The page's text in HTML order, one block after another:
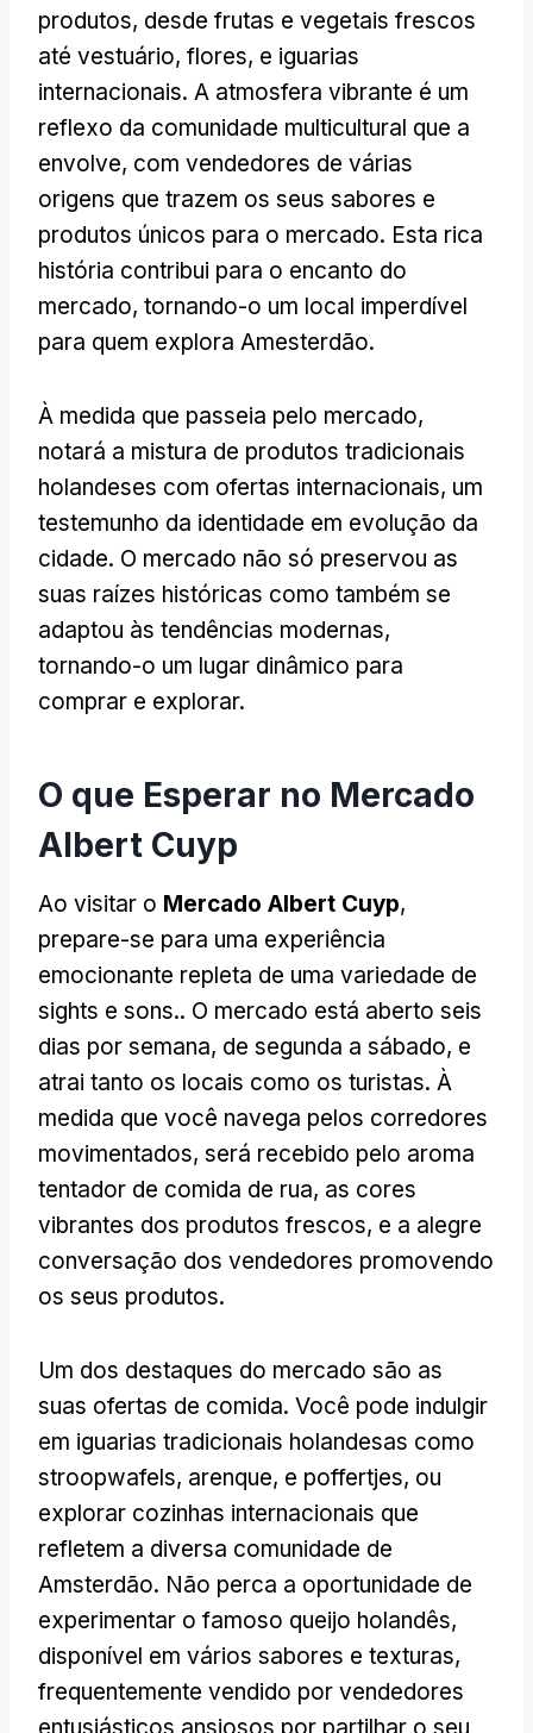
produtos, desde frutas e vegetais frescos
até vestuário, flores, e iguarias
internacionais. A atmosfera vibrante é um
reflexo da comunidade multicultural que a
envolve, com vendedores de várias
origens que trazem os seus sabores e
produtos únicos para o mercado. Esta rica
história contribui para o encanto do
mercado, tornando-o um local imperdível
para quem explora Amesterdão.
À medida que passeia pelo mercado,
notará a mistura de produtos tradicionais
holandeses com ofertas internacionais, um
testemunho da identidade em evolução da
cidade. O mercado não só preservou as
suas raízes históricas como também se
adaptou às tendências modernas,
tornando-o um lugar dinâmico para
comprar e explorar.
O que Esperar no Mercado
Albert Cuyp
Ao visitar o Mercado Albert Cuyp,
prepare-se para uma experiência
emocionante repleta de uma variedade de
sights e sons.. O mercado está aberto seis
dias por semana, de segunda a sábado, e
atrai tanto os locais como os turistas. À
medida que você navega pelos corredores
movimentados, será recebido pelo aroma
tentador de comida de rua, as cores
vibrantes dos produtos frescos, e a alegre
conversação dos vendedores promovendo
os seus produtos.
Um dos destaques do mercado são as
suas ofertas de comida. Você pode indulgir
em iguarias tradicionais holandesas como
stroopwafels, arenque, e poffertjes, ou
explorar cozinhas internacionais que
refletem a diversa comunidade de
Amsterdão. Não perca a oportunidade de
experimentar o famoso queijo holandês,
disponível em vários sabores e texturas,
frequentemente vendido por vendedores
entusiásticos ansiosos por partilhar o seu